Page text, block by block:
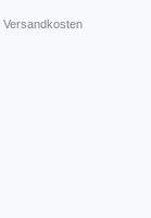
Versandkosten